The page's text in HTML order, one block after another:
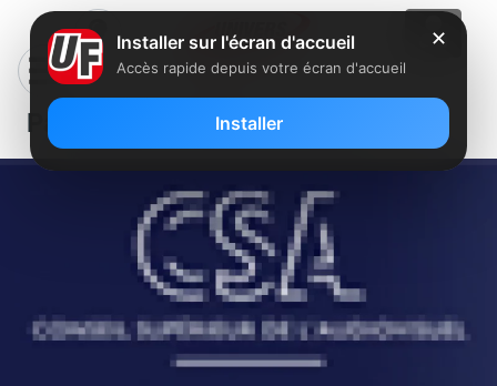
Pas assez de PUB sur Direct 8 ?
✕
Installer sur l'écran d'accueil
Accès rapide depuis votre écran d'accueil
Installer